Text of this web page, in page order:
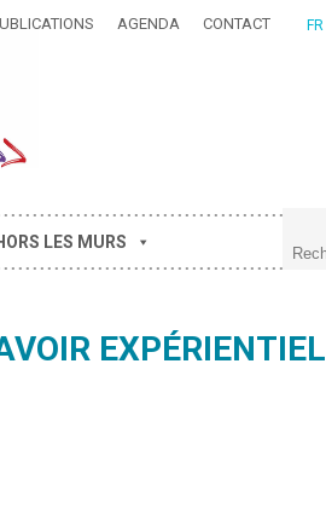
AGENDA CONTACT FR
LES MURS
EXPÉRIENTIEL